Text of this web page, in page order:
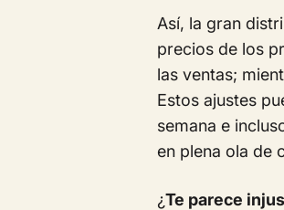
Así, la gran
precios de los
las ventas;
Estos ajustes
semana e
en plena ola de
¿Te parece